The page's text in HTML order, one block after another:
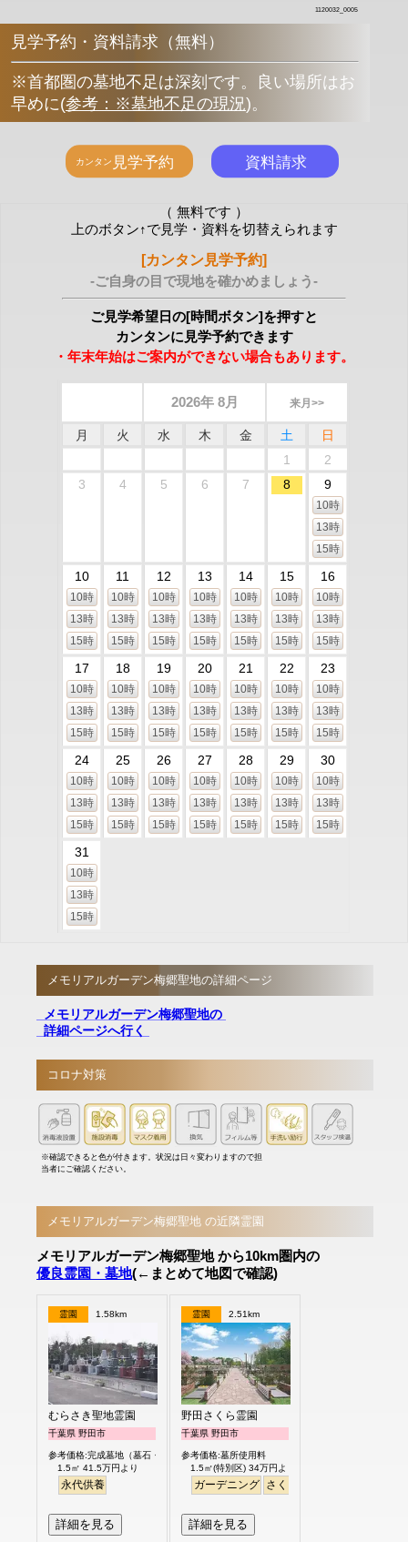
1120032_0005
見学予約・資料請求（無料）
※首都圏の墓地不足は深刻です。良い場所はお
早めに(参考：※墓地不足の現況)。
（ 無料です ）
上のボタン↑で見学・資料を切替えられます
[カンタン見学予約]
-ご自身の目で現地を確かめましょう-
ご見学希望日の[時間ボタン]を押すと
カンタンに見学予約できます
・年末年始はご案内ができない場合もあります。
2026年 8月 来月>>
月 火 水 木 金 土
日
1
2
3
4 5 6 7 8 9
10時
13時
15時
10
10時
13時
15時
11
10時
13時
15時
12
10時
13時
15時
13
10時
13時
15時
14
10時
13時
15時
15
10時
13時
15時
16
10時
13時
15時
17
10時
13時
15時
18
10時
13時
15時
19
10時
13時
15時
20
10時
13時
15時
21
10時
13時
15時
22
10時
13時
15時
23
10時
13時
15時
24
10時
13時
15時
25
10時
13時
15時
26
10時
13時
15時
27
10時
13時
15時
28
10時
13時
15時
29
10時
13時
15時
30
10時
13時
15時
31
10時
13時
15時
メモリアルガーデン梅郷聖地の詳細ページ
メモリアルガーデン梅郷聖地の
詳細ページへ行く
コロナ対策
※確認できると色が付きます。状況は日々変わりますので担
当者にご確認ください。
メモリアルガーデン梅郷聖地 の近隣霊園
メモリアルガーデン梅郷聖地 から10km圏内の
優良霊園・墓地(←まとめて地図で確認)
霊園 1.58km
むらさき聖地霊園
千葉県 野田市
参考価格:完成墓地（墓石・外柵付）
1.5㎡ 41.5万円より
永代供養
詳細を見る
霊園 2.51km
野田さくら霊園
千葉県 野田市
参考価格:墓所使用料
1.5㎡(特別区) 34万円より
ガーデニング さくら
詳細を見る